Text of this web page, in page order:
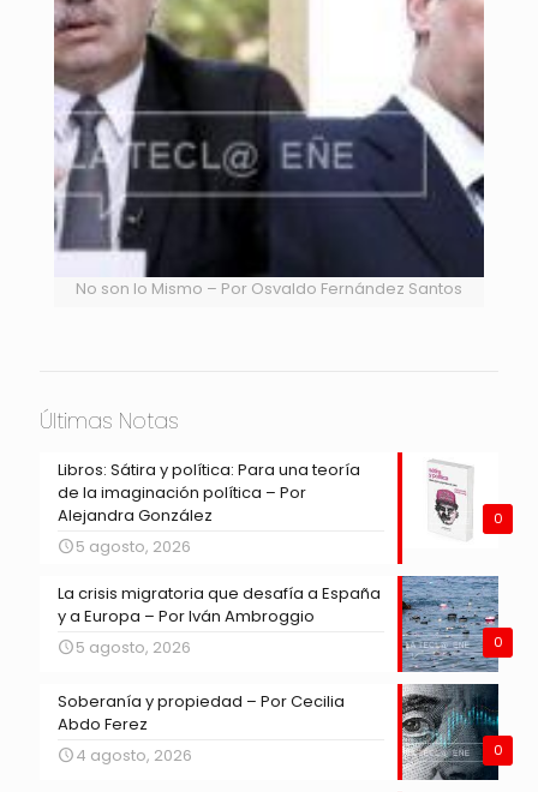
No son lo Mismo – Por Osvaldo Fernández Santos
Últimas Notas
0
Libros: Sátira y política: Para una teoría
de la imaginación política – Por
Alejandra González
5 agosto, 2026
0
La crisis migratoria que desafía a España
y a Europa – Por Iván Ambroggio
5 agosto, 2026
0
Soberanía y propiedad – Por Cecilia
Abdo Ferez
4 agosto, 2026